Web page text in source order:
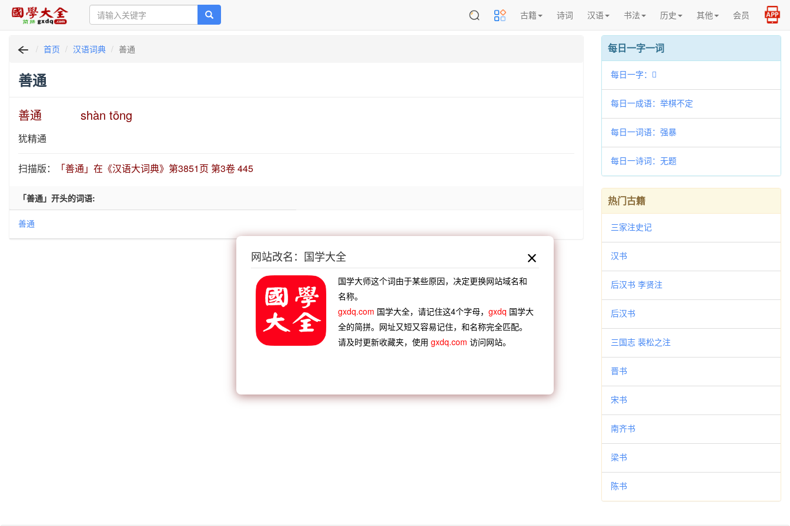
古籍 诗词 汉语 书法 历史 其他 会员
首页 汉语词典 善通
善通
善通 shàn tōng
犹精通
扫描版： 「善通」在《汉语大词典》第3851页 第3卷 445
「善通」开头的词语:
善通
每日一字一词
每日一字：𨞄
每日一成语：举棋不定
每日一词语：强暴
每日一诗词：无题
热门古籍
三家注史记
汉书
后汉书 李贤注
后汉书
三国志 裴松之注
晋书
宋书
南齐书
梁书
陈书
网站改名：国学大全
国学大师这个词由于某些原因，决定更换网站域名和
名称。
gxdq.com 国学大全，请记住这4个字母， gxdq 国学大
全的简拼。网址又短又容易记住，和名称完全匹配。
请及时更新收藏夹，使用 gxdq.com 访问网站。